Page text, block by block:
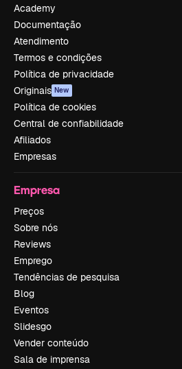
Academy
Documentação
Atendimento
Termos e condições
Política de privacidade
Originais New
Política de cookies
Central de confiabilidade
Afiliados
Empresas
Empresa
Preços
Sobre nós
Reviews
Emprego
Tendências de pesquisa
Blog
Eventos
Slidesgo
Vender conteúdo
Sala de imprensa